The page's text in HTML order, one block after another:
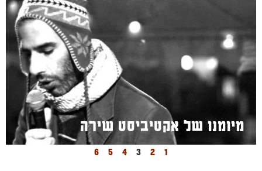
מיומנו של אקטיביסט שירה
1
2
3
4
5
6